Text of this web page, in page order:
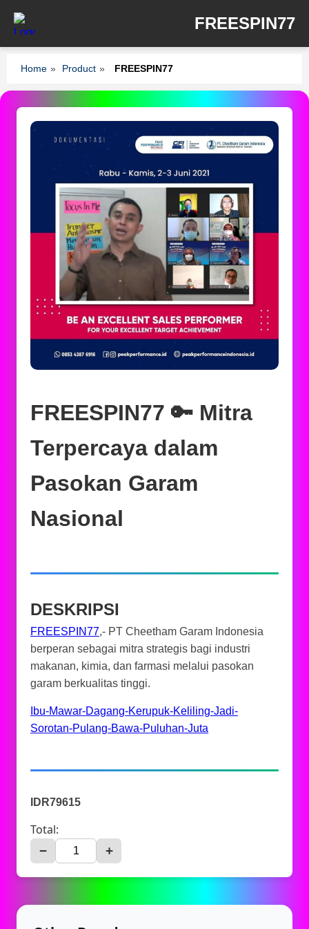
FREESPIN77
Home » Product » FREESPIN77
FREESPIN77 🔑 Mitra
Terpercaya dalam
Pasokan Garam
Nasional
DESKRIPSI
FREESPIN77,- PT Cheetham Garam Indonesia
berperan sebagai mitra strategis bagi industri
makanan, kimia, dan farmasi melalui pasokan
garam berkualitas tinggi.
Ibu-Mawar-Dagang-Kerupuk-Keliling-Jadi-
Sorotan-Pulang-Bawa-Puluhan-Juta
IDR79615
Total:
− +